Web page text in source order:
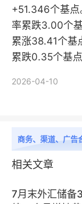
+51.346个基点
率累跌3.00个
累涨38.41个基
累跌0.35个基
2026-04-10
商务、渠道、广告
相关文章
7月末外汇储备